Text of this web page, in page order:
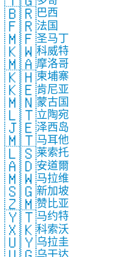
🇧🇷巴西
🇫🇷法国
🇲🇫圣马丁
🇰🇼科威特
🇲🇦摩洛哥
🇰🇭柬埔寨
🇰🇪肯尼亚
🇲🇳蒙古国
🇱🇹立陶宛
🇯🇪泽西岛
🇲🇹马耳他
🇱🇸莱索托
🇦🇩安道爾
🇲🇼马拉维
🇸🇬新加坡
🇿🇲赞比亚
🇾🇹马约特
🇽🇰科索沃
🇺🇾乌拉圭
乌干达